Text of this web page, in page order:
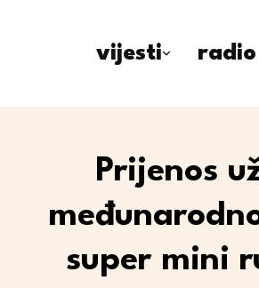
vijesti radio
Prijenos
super mini